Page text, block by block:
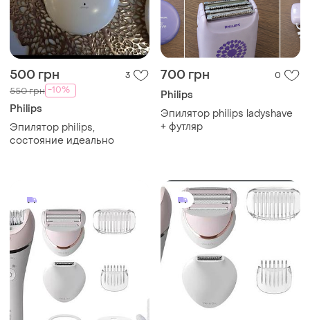
500 грн 3
550 грн -10%
Philips
Эпилятор philips,
состояние идеально
700 грн 0
Philips
Эпилятор philips ladyshave
+ футляр